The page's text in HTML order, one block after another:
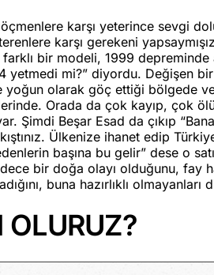
karşı yeterince sevgi
karşı gerekeni
bir modeli, 1999 depreminde
yetmedi mi?” diyordu. Değişen
yoğun olarak göç ettiği bölgede
Orada da çok kayıp, çok
Şimdi Beşar Esad da çıkıp
Ülkenize ihanet edip
başına bu gelir” dese o
bir doğa olayı olduğunu, fay
buna hazırlıklı olmayanları